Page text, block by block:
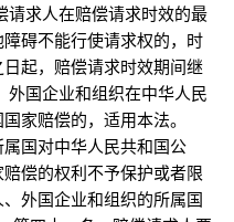
求人在赔偿请求时效的最
碍不能行使请求权的，时
起，赔偿请求时效期间继
企业和组织在中华人民
家赔偿的，适用本法。
国对中华人民共和国公
偿的权利不予保护或者限
外国企业和组织的所属国